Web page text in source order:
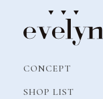
CONCEPT
SHOP LIST